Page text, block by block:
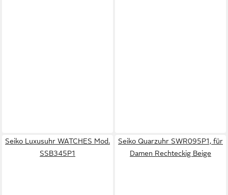
Seiko Luxusuhr WATCHES Mod.
SSB345P1
Seiko Quarzuhr SWR095P1, für
Damen Rechteckig Beige